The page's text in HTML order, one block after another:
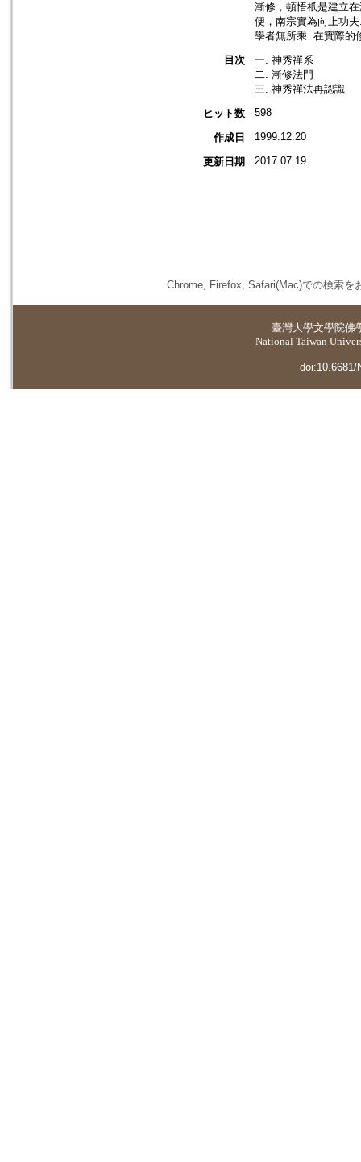
漸修，頓悟祇是建立
便，南宗實為向上功
學者無所乘. 在實際的
目次
一. 神秀禪系
二. 漸修法門
三. 神秀禪法再認識
ヒット数
598
作成日 1999.12.20
更新日期 2017.07.19
Chrome, Firefox, Safari(Mac)での検索を
臺灣大學文學院佛
National Taiwan
doi:10.6681/